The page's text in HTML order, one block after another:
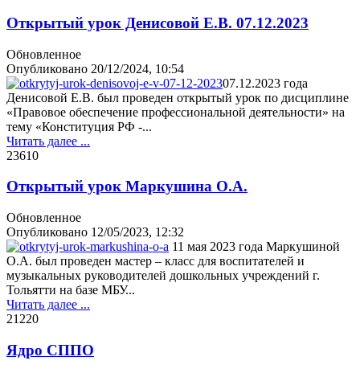
Открытый урок Денисовой Е.В. 07.12.2023
Обновленное
Опубликовано 20/12/2024, 10:54
07.12.2023 года
Денисовой Е.В. был проведен открытый урок по дисциплине
«Правовое обеспечение профессиональной деятельности» на
тему «Конституция РФ -...
Читать далее ...
23610
Открытый урок Маркушина О.А.
Обновленное
Опубликовано 12/05/2023, 12:32
11 мая 2023 года Маркушиной
О.А. был проведен мастер – класс для воспитателей и
музыкальных руководителей дошкольных учреждений г.
Тольятти на базе МБУ...
Читать далее ...
21220
Ядро СППО